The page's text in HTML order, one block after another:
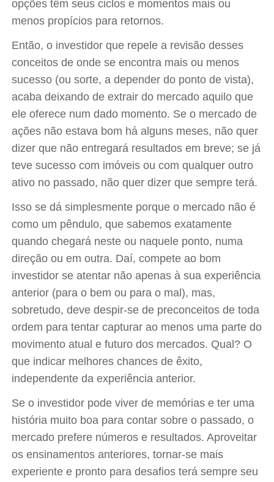
opções têm seus ciclos e momentos mais ou
menos propícios para retornos.
Então, o investidor que repele a revisão desses
conceitos de onde se encontra mais ou menos
sucesso (ou sorte, a depender do ponto de vista),
acaba deixando de extrair do mercado aquilo que
ele oferece num dado momento. Se o mercado de
ações não estava bom há alguns meses, não quer
dizer que não entregará resultados em breve; se já
teve sucesso com imóveis ou com qualquer outro
ativo no passado, não quer dizer que sempre terá.
Isso se dá simplesmente porque o mercado não é
como um pêndulo, que sabemos exatamente
quando chegará neste ou naquele ponto, numa
direção ou em outra. Daí, compete ao bom
investidor se atentar não apenas à sua experiência
anterior (para o bem ou para o mal), mas,
sobretudo, deve despir-se de preconceitos de toda
ordem para tentar capturar ao menos uma parte do
movimento atual e futuro dos mercados. Qual? O
que indicar melhores chances de êxito,
independente da experiência anterior.
Se o investidor pode viver de memórias e ter uma
história muito boa para contar sobre o passado, o
mercado prefere números e resultados. Aproveitar
os ensinamentos anteriores, tornar-se mais
experiente e pronto para desafios terá sempre seu